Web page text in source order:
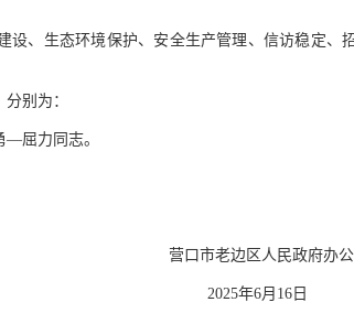
设、生态环境保护、安全生产管理、信访稳定
别为：
屈力同志。
民政府办公
月16日